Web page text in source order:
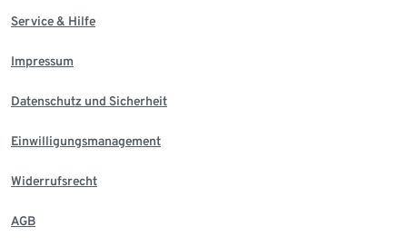
Service & Hilfe
Impressum
Datenschutz und Sicherheit
Einwilligungsmanagement
Widerrufsrecht
AGB